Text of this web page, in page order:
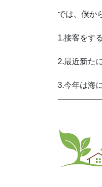
では、僕か
1.接客をす
2.最近新た
3.今年は海